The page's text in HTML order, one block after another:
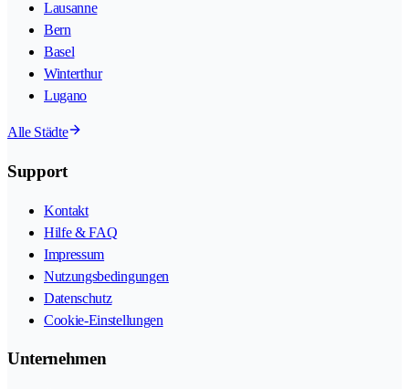
Lausanne
Bern
Basel
Winterthur
Lugano
Alle Städte
Support
Kontakt
Hilfe & FAQ
Impressum
Nutzungsbedingungen
Datenschutz
Cookie-Einstellungen
Unternehmen